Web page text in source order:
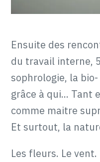
Ensuite des
du travail interne,
sophrologie, la
grâce à qui... Tant
comme maitre
Et surtout, la
Les fleurs. Le vent.